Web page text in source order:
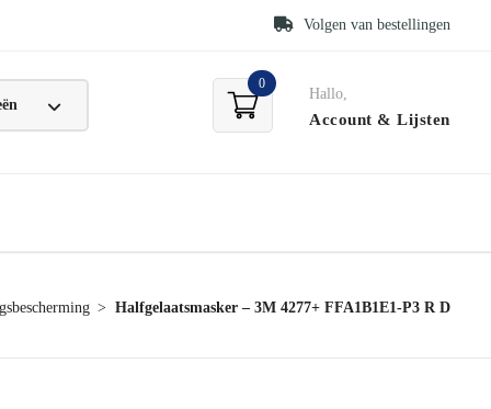
Volgen van bestellingen
0
Hallo,
Account & Lijsten
Halfgelaatsmasker – 3M 4277+ FFA1B1E1-P3 R D